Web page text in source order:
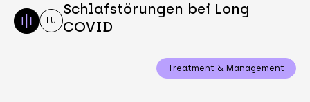
LU
Schlafstörungen bei Long
COVID
Treatment & Management